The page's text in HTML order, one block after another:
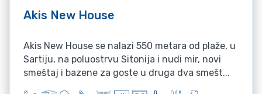
Akis New House
Akis New House se nalazi 550 metara od plaže, u
Sartiju, na poluostrvu Sitonija i nudi mir, novi
smeštaj i bazene za goste u druga dva smešt...